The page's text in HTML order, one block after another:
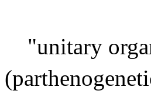
"unitary